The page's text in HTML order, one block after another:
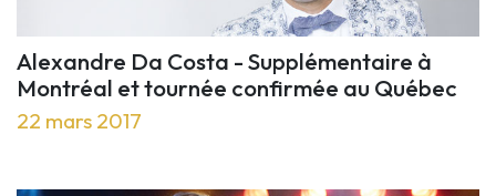
Alexandre Da Costa - Supplémentaire à
Montréal et tournée confirmée au Québec
22 mars 2017